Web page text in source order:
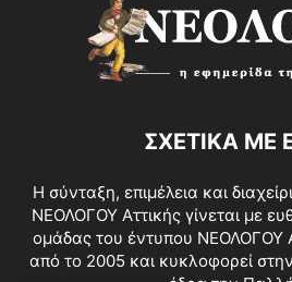
ΣΧΕΤΙΚΑ ΜΕ
Η σύνταξη, επιμέλεια και
ΝΕΟΛΟΓΟΥ Αττικής γίνεται με
ομάδας του έντυπου ΝΕΟΛΟΓΟΥ
από το 2005 και κυκλοφορεί